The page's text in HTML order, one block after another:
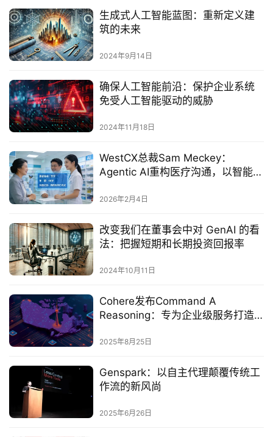
生成式人工智能蓝图：重新定义建
筑的未来
2024年9月14日
确保人工智能前沿：保护企业系统
免受人工智能驱动的威胁
2024年11月18日
WestCX总裁Sam Meckey：
Agentic AI重构医疗沟通，以智能自
2026年2月4日
改变我们在董事会中对 GenAI 的看
法：把握短期和长期投资回报率
2024年10月11日
Cohere发布Command A
Reasoning：专为企业级服务打造
2025年8月25日
Genspark：以自主代理颠覆传统工
作流的新风尚
2025年6月26日